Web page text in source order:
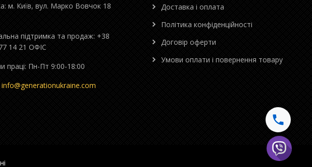
м. Київ, вул. Марко Вовчок 18
підтримка та продаж: +38
14 21 ОФІС
праці: Пн-Пт 9:00-18:00
info@generationukraine.com
Доставка і оплата
Політика конфіденційності
Договір оферти
Умови оплати і повернення товару